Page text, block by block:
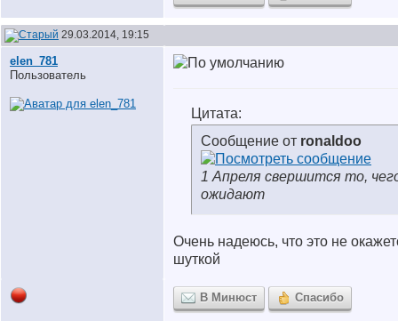
29.03.2014, 19:15
elen_781
Пользователь
Цитата:
Сообщение от ronaldoo
1 Апреля свершится то,
ожидают
Очень надеюсь, что это не
шуткой
В Минюст Спасибо